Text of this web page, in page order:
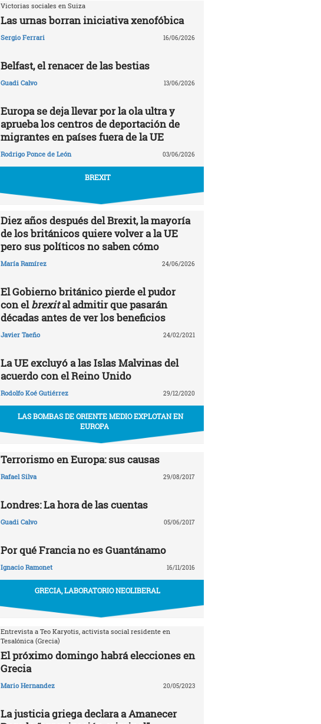
Victorias sociales en Suiza
Las urnas borran iniciativa xenofóbica
Sergio Ferrari 16/06/2026
Belfast, el renacer de las bestias
Guadi Calvo 13/06/2026
Europa se deja llevar por la ola ultra y
aprueba los centros de deportación de
migrantes en países fuera de la UE
Rodrigo Ponce de León 03/06/2026
BREXIT
Diez años después del Brexit, la mayoría
de los británicos quiere volver a la UE
pero sus políticos no saben cómo
María Ramírez 24/06/2026
El Gobierno británico pierde el pudor
con elbrexital admitir que pasarán
décadas antes de ver los beneficios
Javier Taeño 24/02/2021
La UE excluyó a las Islas Malvinas del
acuerdo con el Reino Unido
Rodolfo Koé Gutiérrez 29/12/2020
LAS BOMBAS DE ORIENTE MEDIO EXPLOTAN EN
EUROPA
Terrorismo en Europa: sus causas
Rafael Silva 29/08/2017
Londres: La hora de las cuentas
Guadi Calvo 05/06/2017
Por qué Francia no es Guantánamo
Ignacio Ramonet 16/11/2016
GRECIA, LABORATORIO NEOLIBERAL
Entrevista a Teo Karyotis, activista social residente en
Tesalónica (Grecia)
El próximo domingo habrá elecciones en
Grecia
Mario Hernandez 20/05/2023
La justicia griega declara a Amanecer